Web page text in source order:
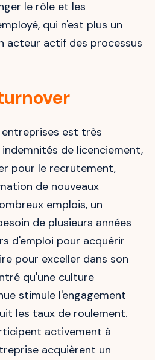
le rôle et les
qui n'est plus un
acteur actif des processus
est très
de licenciement,
pour le recrutement,
de nouveaux
emplois, un
de plusieurs années
d'emploi pour acquérir
pour exceller dans son
qu'une culture
stimule l'engagement
les taux de roulement.
activement à
acquièrent un